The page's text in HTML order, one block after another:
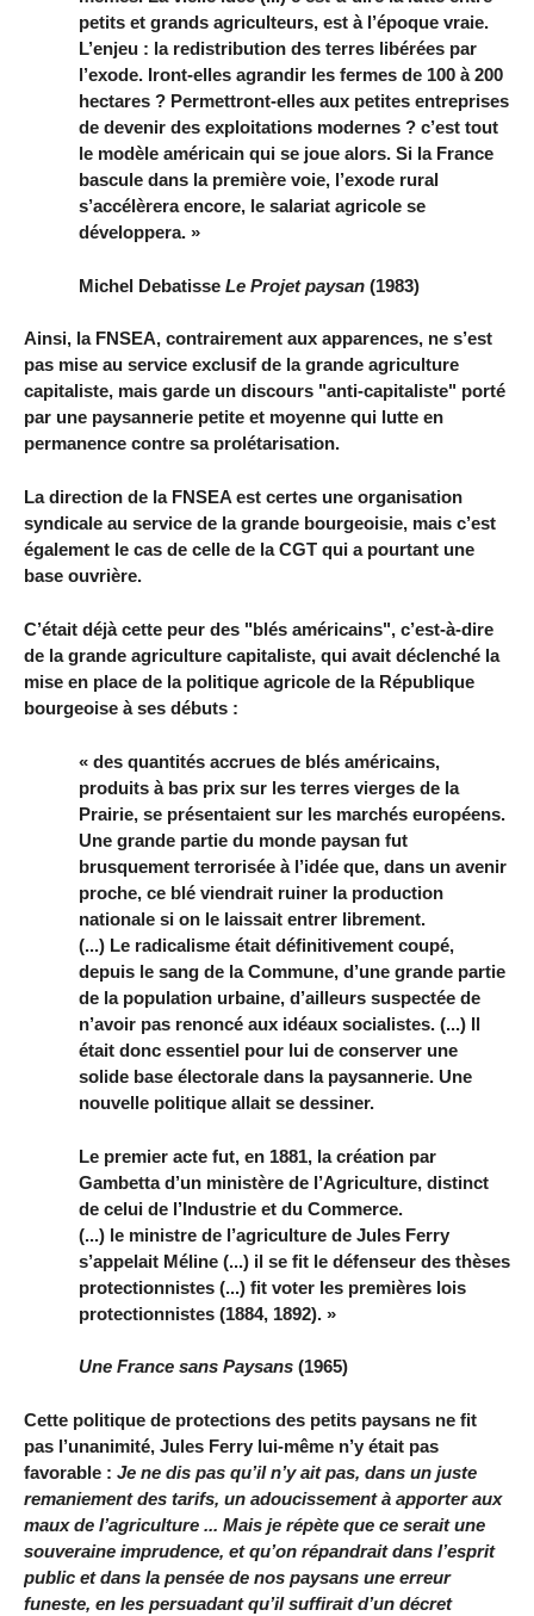
petits et grands agriculteurs, est à l’époque vraie.
L’enjeu : la redistribution des terres libérées par
l’exode. Iront-elles agrandir les fermes de 100 à 200
hectares ? Permettront-elles aux petites entreprises
de devenir des exploitations modernes ? c’est tout
le modèle américain qui se joue alors. Si la France
bascule dans la première voie, l’exode rural
s’accélèrera encore, le salariat agricole se
développera. »
Michel Debatisse Le Projet paysan(1983)
Ainsi, la FNSEA, contrairement aux apparences, ne s’est
pas mise au service exclusif de la grande agriculture
capitaliste, mais garde un discours "anti-capitaliste" porté
par une paysannerie petite et moyenne qui lutte en
permanence contre sa prolétarisation.
La direction de la FNSEA est certes une organisation
syndicale au service de la grande bourgeoisie, mais c’est
également le cas de celle de la CGT qui a pourtant une
base ouvrière.
C’était déjà cette peur des "blés américains", c’est-à-dire
de la grande agriculture capitaliste, qui avait déclenché la
mise en place de la politique agricole de la République
bourgeoise à ses débuts :
« des quantités accrues de blés américains,
produits à bas prix sur les terres vierges de la
Prairie, se présentaient sur les marchés européens.
Une grande partie du monde paysan fut
brusquement terrorisée à l’idée que, dans un avenir
proche, ce blé viendrait ruiner la production
nationale si on le laissait entrer librement.
(...) Le radicalisme était définitivement coupé,
depuis le sang de la Commune, d’une grande partie
de la population urbaine, d’ailleurs suspectée de
n’avoir pas renoncé aux idéaux socialistes. (...) Il
était donc essentiel pour lui de conserver une
solide base électorale dans la paysannerie. Une
nouvelle politique allait se dessiner.
Le premier acte fut, en 1881, la création par
Gambetta d’un ministère de l’Agriculture, distinct
de celui de l’Industrie et du Commerce.
(...) le ministre de l’agriculture de Jules Ferry
s’appelait Méline (...) il se fit le défenseur des thèses
protectionnistes (...) fit voter les premières lois
protectionnistes (1884, 1892). »
Une France sans Paysans(1965)
Cette politique de protections des petits paysans ne fit
pas l’unanimité, Jules Ferry lui-même n’y était pas
favorable : Je ne dis pas qu’il n’y ait pas, dans un juste
remaniement des tarifs, un adoucissement à apporter aux
maux de l’agriculture ... Mais je répète que ce serait une
souveraine imprudence, et qu’on répandrait dans l’esprit
public et dans la pensée de nos paysans une erreur
funeste, en les persuadant qu’il suffirait d’un décret